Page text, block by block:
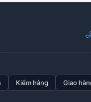
ốc lục giác
Mỹ
IFI Đai ốc
Kiểm hàng Giao